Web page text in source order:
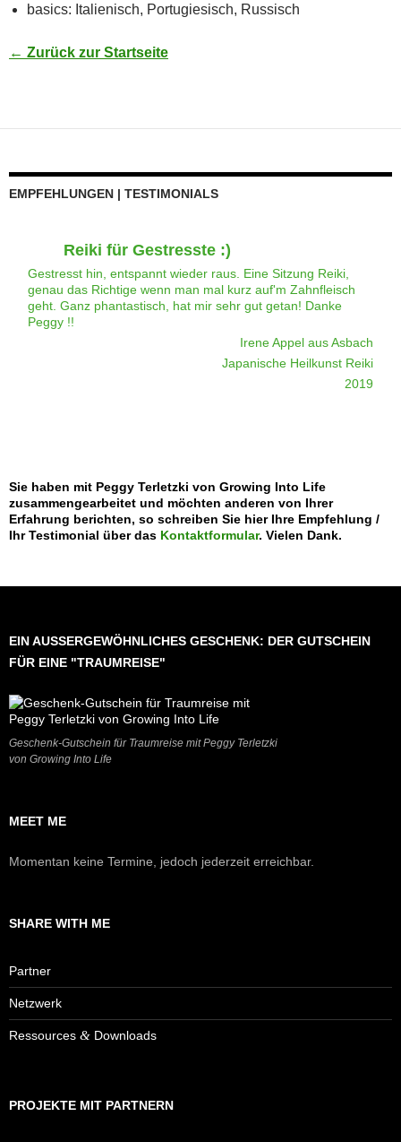
basics: Ita­lie­nisch, Por­tu­gie­sisch, Russisch
← Zurück zur Startseite
EMPFEH­LUNGEN | TESTIMONIALS
Rei­ki für Gestresste :)
Gestresst hin, entspannt wieder raus. Eine Sitzung Reiki,
genau das Richtige wenn man mal kurz auf'm Zahnfleisch
geht. Ganz phantastisch, hat mir sehr gut getan! Danke
Peggy !!
Irene Appel aus Asbach
Japanische Heilkunst Reiki
2019
Sie haben mit Peggy Terletzki von Growing Into Life
zusammengearbeitet und möchten anderen von Ihrer
Erfahrung berichten, so schreiben Sie hier Ihre Empfehlung /
Ihr Testimonial über das Kontaktformular. Vielen Dank.
EIN AUSSER­GE­WÖHN­LI­CHES GESCHENK: DER GUT­SCHEIN F
ÜR EINE "TRAUM­REI­SE"
Geschenk-Gutschein für Traumreise mit Peggy Terletzki
von Growing Into Life
MEET ME
Momentan keine Termine, jedoch jederzeit erreichbar.
SHARE WITH ME
Part­ner
Netz­werk
Res­sour­ces & Downloads
PRO­JEK­TE MIT PARTNERN